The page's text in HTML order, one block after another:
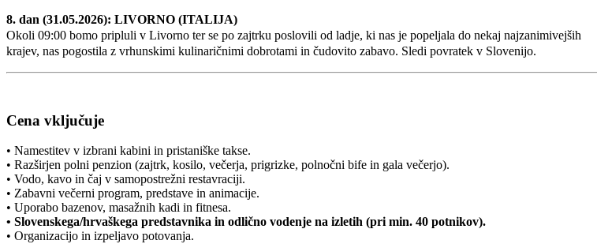
8. dan (31.05.2026): LIVORNO (ITALIJA)
Okoli 09:00 bomo pripluli v Livorno ter se po zajtrku poslovili od ladje, ki nas je popeljala do nekaj najzanimivejših
krajev, nas pogostila z vrhunskimi kulinaričnimi dobrotami in čudovito zabavo. Sledi povratek v Slovenijo.
Cena vključuje
• Namestitev v izbrani kabini in pristaniške takse.
• Razširjen polni penzion (zajtrk, kosilo, večerja, prigrizke, polnočni bife in gala večerjo).
• Vodo, kavo in čaj v samopostrežni restavraciji.
• Zabavni večerni program, predstave in animacije.
• Uporabo bazenov, masažnih kadi in fitnesa.
• Slovenskega/hrvaškega predstavnika in odlično vodenje na izletih (pri min. 40 potnikov).
• Organizacijo in izpeljavo potovanja.